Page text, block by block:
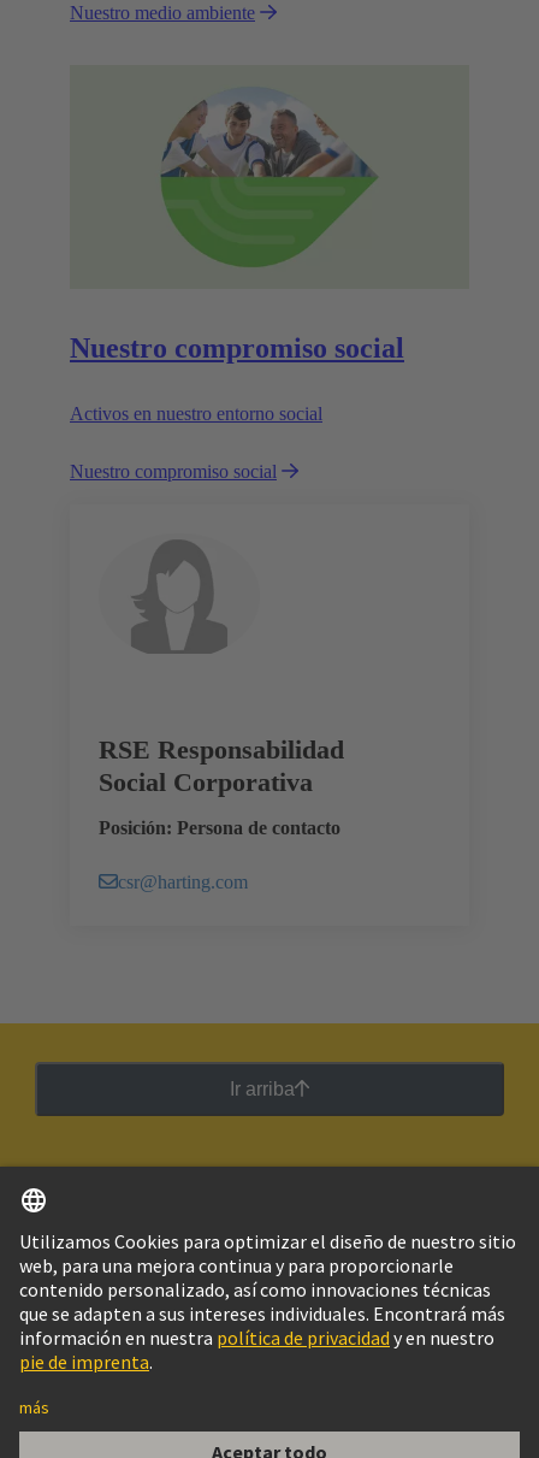
Nuestro medio ambiente
Nuestro compromiso social
Activos en nuestro entorno social
Nuestro compromiso social
RSE Responsabilidad
Social Corporativa
Posición: Persona de contacto
csr@harting.com
Ir arriba
Argentina Español
© Grupo Tecnológico HARTING
Configuración de cookies